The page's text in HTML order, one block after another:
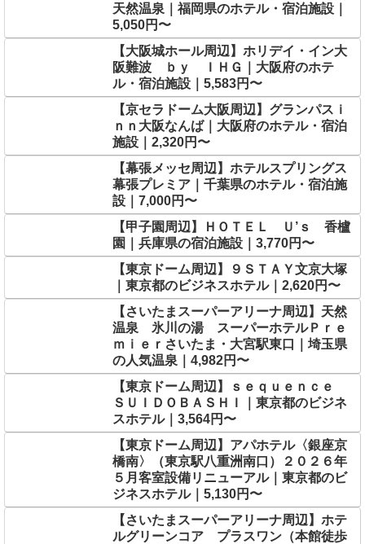
天然温泉｜福岡県のホテル・宿泊施設｜
5,050円〜
【大阪城ホール周辺】ホリデイ・イン大
阪難波 ｂｙ ＩＨＧ｜大阪府のホテ
ル・宿泊施設｜5,583円〜
【京セラドーム大阪周辺】グランパスｉ
ｎｎ大阪なんば｜大阪府のホテル・宿泊
施設｜2,320円〜
【幕張メッセ周辺】ホテルスプリングス
幕張プレミア｜千葉県のホテル・宿泊施
設｜7,000円〜
【甲子園周辺】ＨＯＴＥＬ Ｕ’ｓ 香櫨
園｜兵庫県の宿泊施設｜3,770円〜
【東京ドーム周辺】９ＳＴＡＹ文京大塚
｜東京都のビジネスホテル｜2,620円〜
【さいたまスーパーアリーナ周辺】天然
温泉 氷川の湯 スーパーホテルＰｒｅ
ｍｉｅｒさいたま・大宮駅東口｜埼玉県
の人気温泉｜4,982円〜
【東京ドーム周辺】ｓｅｑｕｅｎｃｅ
ＳＵＩＤＯＢＡＳＨＩ｜東京都のビジネ
スホテル｜3,564円〜
【東京ドーム周辺】アパホテル〈銀座京
橋南〉（東京駅八重洲南口）２０２６年
５月客室設備リニューアル｜東京都のビ
ジネスホテル｜5,130円〜
【さいたまスーパーアリーナ周辺】ホテ
ルグリーンコア プラスワン（本館徒歩